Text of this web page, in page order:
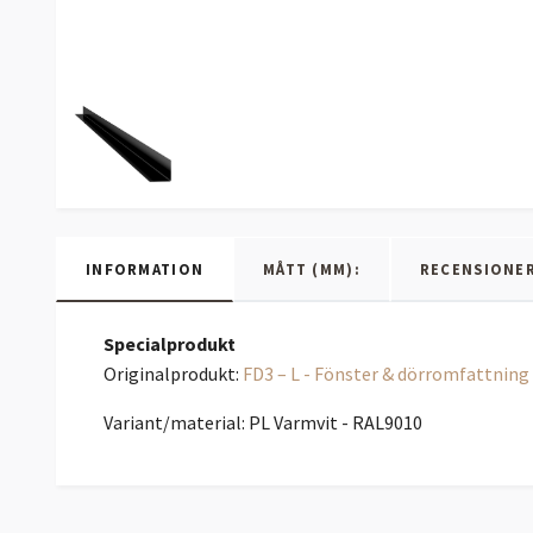
INFORMATION MÅTT (MM):
Specialprodukt
Originalprodukt: FD3 – L - Fönster & dörromfattning
Variant/material: PL Varmvit - RAL9010